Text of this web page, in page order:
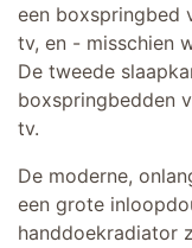
een boxspringbed
tv, en - misschien
De tweede
boxspringbedden
tv.
De moderne,
een grote
handdoekradiator